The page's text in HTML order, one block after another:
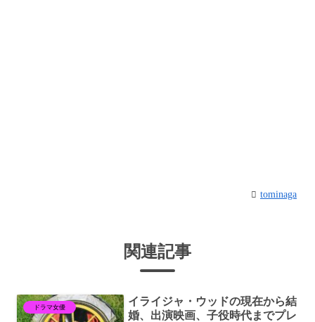
tominaga
関連記事
ドラマ女優
イライジャ・ウッドの現在から結
婚、出演映画、子役時代までプレ